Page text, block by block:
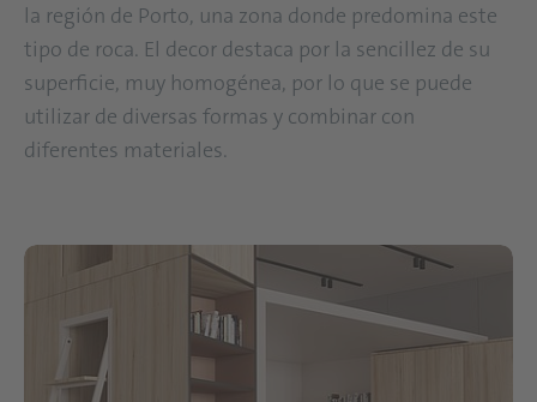
la región de Porto, una zona donde predomina este
tipo de roca. El decor destaca por la sencillez de su
superficie, muy homogénea, por lo que se puede
utilizar de diversas formas y combinar con
diferentes materiales.